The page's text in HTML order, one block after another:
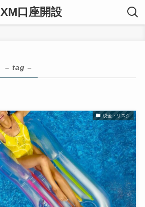
XM口座開設
– tag –
税金・リスク